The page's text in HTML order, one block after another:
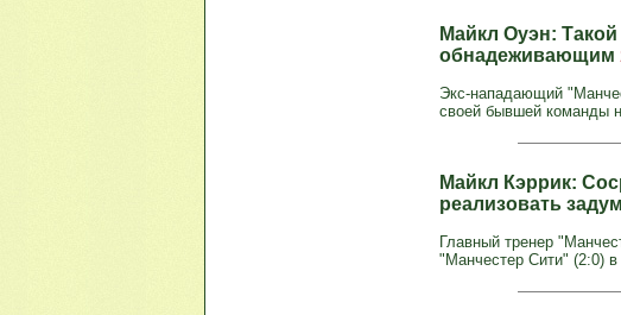
Майкл Оуэн:
обнадеживающим
Экс-нападающий
своей бывшей команды
Майкл Кэррик:
реализовать
Главный тренер
"Манчестер Сити" (2:0)